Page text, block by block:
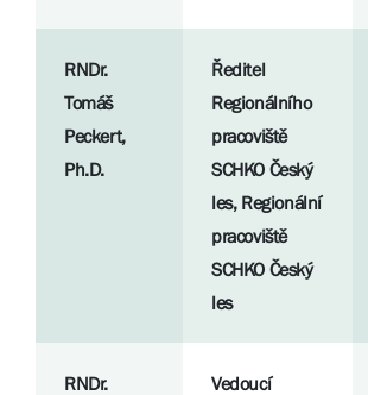
RNDr.
Tomáš
Peckert,
Ph.D.
Ředitel
Regionálního
pracoviště
SCHKO Český
les, Regionální
pracoviště
SCHKO Český
les
RNDr.
Vedoucí